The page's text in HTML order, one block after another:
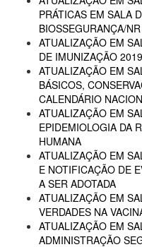
PRÁTICAS EM SALA
BIOSSEGURANÇA/
ATUALIZAÇÃO EM
DE IMUNIZAÇÃO 2019
ATUALIZAÇÃO EM
BÁSICOS,
CALENDÁRIO
ATUALIZAÇÃO EM
EPIDEMIOLOGIA DA
HUMANA
ATUALIZAÇÃO EM
E NOTIFICAÇÃO DE
A SER ADOTADA
ATUALIZAÇÃO EM
VERDADES NA
ATUALIZAÇÃO EM
ADMINISTRAÇÃO